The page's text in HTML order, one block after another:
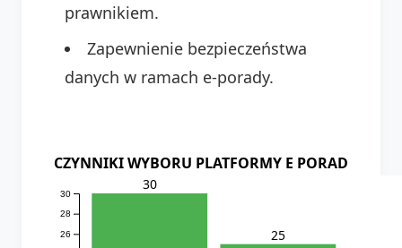
prawnikiem.
Zapewnienie bezpieczeństwa
danych w ramach e-porady.
CZYNNIKI WYBORU PLATFORMY E PORAD
26
28
30
30
25